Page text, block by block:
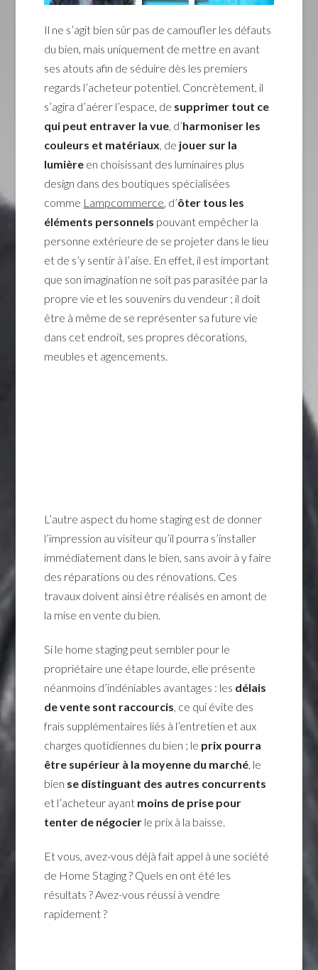
Il ne s’agit bien sûr pas de camoufler les défauts
du bien, mais uniquement de mettre en avant
ses atouts afin de séduire dès les premiers
regards l’acheteur potentiel. Concrètement, il
s’agira d’aérer l’espace, de supprimer tout ce
qui peut entraver la vue , d’harmoniser les
couleurs et matériaux , de jouer sur la
lumière en choisissant des luminaires plus
design dans des boutiques spécialisées
comme Lampcommerce , d’ôter tous les
éléments personnels pouvant empêcher la
personne extérieure de se projeter dans le lieu
et de s’y sentir à l’aise. En effet, il est important
que son imagination ne soit pas parasitée par la
propre vie et les souvenirs du vendeur ; il doit
être à même de se représenter sa future vie
dans cet endroit, ses propres décorations,
meubles et agencements.
L’autre aspect du home staging est de donner
l’impression au visiteur qu’il pourra s’installer
immédiatement dans le bien, sans avoir à y faire
des réparations ou des rénovations. Ces
travaux doivent ainsi être réalisés en amont de
la mise en vente du bien.
Si le home staging peut sembler pour le
propriétaire une étape lourde, elle présente
néanmoins d’indéniables avantages : les délais
de vente sont raccourcis, ce qui évite des
frais supplémentaires liés à l’entretien et aux
charges quotidiennes du bien ; le prix pourra
être supérieur à la moyenne du marché, le
bien se distinguant des autres concurrents
et l’acheteur ayant moins de prise pour
tenter de négocier le prix à la baisse.
Et vous, avez-vous déjà fait appel à une société
de Home Staging ? Quels en ont été les
résultats ? Avez-vous réussi à vendre
rapidement ?